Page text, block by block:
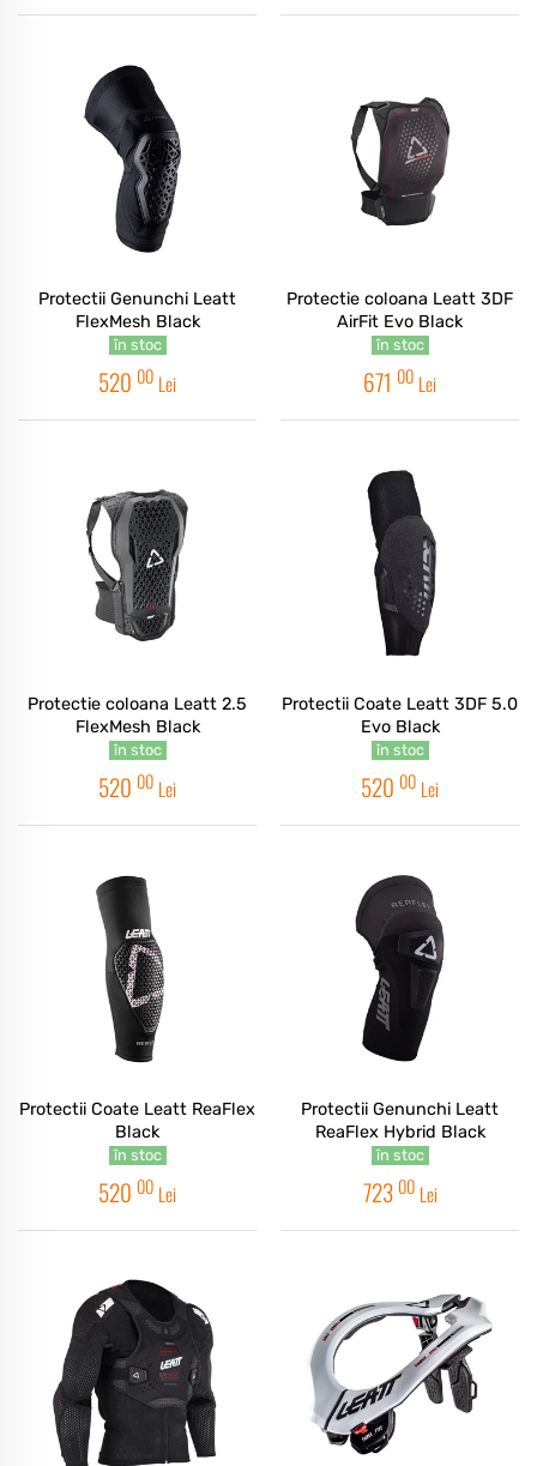
Protectii Genunchi Leatt
FlexMesh Black
în stoc
520 00 Lei
Protectie coloana Leatt 3DF
AirFit Evo Black
în stoc
671 00 Lei
Protectie coloana Leatt 2.5
FlexMesh Black
în stoc
520 00 Lei
Protectii Coate Leatt 3DF 5.0
Evo Black
în stoc
520 00 Lei
Protectii Coate Leatt ReaFlex
Black
în stoc
520 00 Lei
Protectii Genunchi Leatt
ReaFlex Hybrid Black
în stoc
723 00 Lei